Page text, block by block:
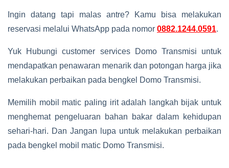
Ingin datang tapi malas antre? Kamu bisa melakukan
reservasi melalui WhatsApp pada nomor 0882.1244.0591.
Yuk Hubungi customer services Domo Transmisi untuk
mendapatkan penawaran menarik dan potongan harga jika
melakukan perbaikan pada bengkel Domo Transmisi.
Memilih mobil matic paling irit adalah langkah bijak untuk
menghemat pengeluaran bahan bakar dalam kehidupan
sehari-hari. Dan Jangan lupa untuk melakukan perbaikan
pada bengkel mobil matic Domo Transmisi.